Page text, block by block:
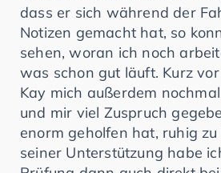
dass er sich während der
Notizen gemacht hat, so
sehen, woran ich noch
was schon gut läuft. Kurz
Kay mich außerdem
und mir viel Zuspruch
enorm geholfen hat, ruhig
seiner Unterstützung habe